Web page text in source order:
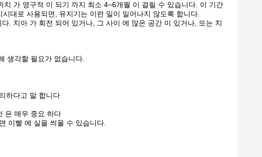
가 영구적 이 되기 까지 최소 4~6개월 이 걸릴 수 있습니다. 이 기간
대로 사용되면, 유지기는 이런 일이 일어나지 않도록 합니다.
. 치아 가 회전 되어 있거나, 그 사이 에 많은 공간 이 있거나, 또는 치
생각할 필요가 없습니다.
하다고 말 합니다
은 매우 중요 하다
이빨 에 실을 씌울 수 있습니다.